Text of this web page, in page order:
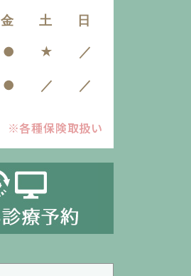
金 土
日
● ★
／
● ／ ／
※各種保険取扱い